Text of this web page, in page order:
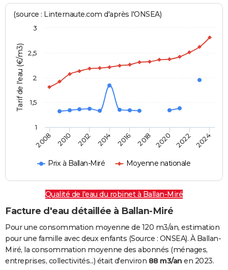
Tarif de l'eau (€/m3)
(source : Linternaute.com d'après l'ONSEA)
Prix à Ballan-Miré Moyenne nationale
2008 2010 2012 2014 2016 2018 2020 2022 2024
1
1,5
2
2,5
3
Qualité de l'eau du robinet à Ballan-Miré
Facture d'eau détaillée à Ballan-Miré
Pour une consommation moyenne de 120 m3/an, estimation
pour une famille avec deux enfants (Source : ONSEA). À Ballan-
Miré, la consommation moyenne des abonnés (ménages,
entreprises, collectivités...) était d'environ 88 m3/an en 2023.